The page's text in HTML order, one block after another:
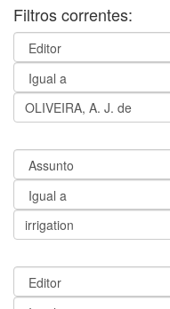
Filtros correntes: